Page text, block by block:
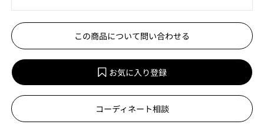
この商品について問い合わせる
お気に入り登録
コーディネート相談